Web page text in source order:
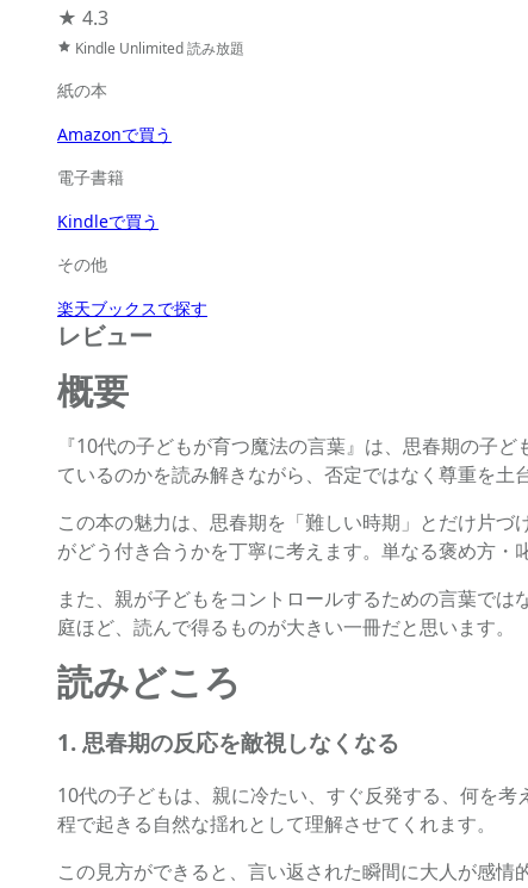
★ 4.3
Kindle Unlimited 読み放題
紙の本
Amazonで買う
電子書籍
Kindleで買う
その他
楽天ブックスで探す
レビュー
概要
『10代の子どもが育つ魔法の言葉』は、思春期の子
ているのかを読み解きながら、否定ではなく尊重を土
この本の魅力は、思春期を「難しい時期」とだけ片
がどう付き合うかを丁寧に考えます。単なる褒め方・
また、親が子どもをコントロールするための言葉で
庭ほど、読んで得るものが大きい一冊だと思います。
読みどころ
1. 思春期の反応を敵視しなくなる
10代の子どもは、親に冷たい、すぐ反発する、何を
程で起きる自然な揺れとして理解させてくれます。
この見方ができると、言い返された瞬間に大人が感情